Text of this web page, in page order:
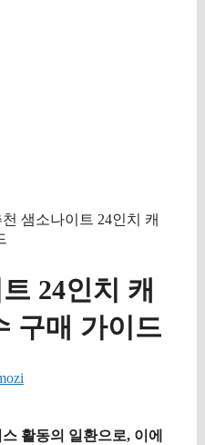
천 샘소나이트 24인치 캐
24인치 캐
구매 가이드
활동의 일환으로, 이에